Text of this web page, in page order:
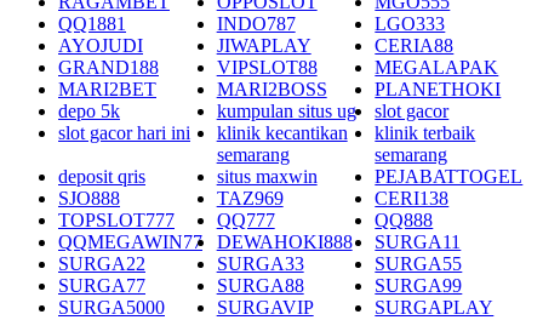
QQ1881
INDO787
LGO333
AYOJUDI
JIWAPLAY
CERIA88
GRAND188
VIPSLOT88
MEGALAPAK
MARI2BET
MARI2BOSS
PLANETHOKI
depo 5k
kumpulan situs ug
slot gacor
slot gacor hari ini
klinik kecantikan
semarang
klinik terbaik
semarang
deposit qris
situs maxwin
PEJABATTOGEL
SJO888
TAZ969
CERI138
TOPSLOT777
QQ777
QQ888
QQMEGAWIN77
DEWAHOKI888
SURGA11
SURGA22
SURGA33
SURGA55
SURGA77
SURGA88
SURGA99
SURGA5000
SURGAVIP
SURGAPLAY